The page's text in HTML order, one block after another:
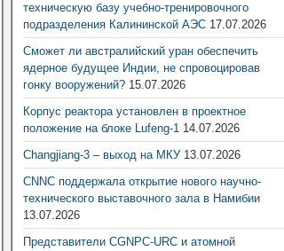
техническую базу учебно-тренировочного
подразделения Калининской АЭС 17.07.2026
Сможет ли австралийский уран обеспечить
ядерное будущее Индии, не спровоцировав
гонку вооружений? 15.07.2026
Корпус реактора установлен в проектное
положение на блоке Lufeng-1 14.07.2026
Changjiang-3 – выход на МКУ 13.07.2026
CNNC поддержала открытие нового научно-
технического выставочного зала в Намибии
13.07.2026
Представители CGNPC-URC и атомной